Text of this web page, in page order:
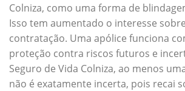
Colniza, como uma forma de
Isso tem aumentado o interesse
contratação. Uma apólice funciona
proteção contra riscos futuros e
Seguro de Vida Colniza, ao menos
não é exatamente incerta, pois recai